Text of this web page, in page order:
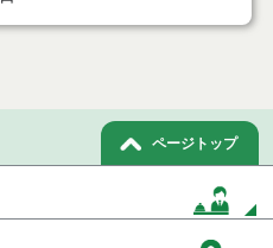
ページトップ